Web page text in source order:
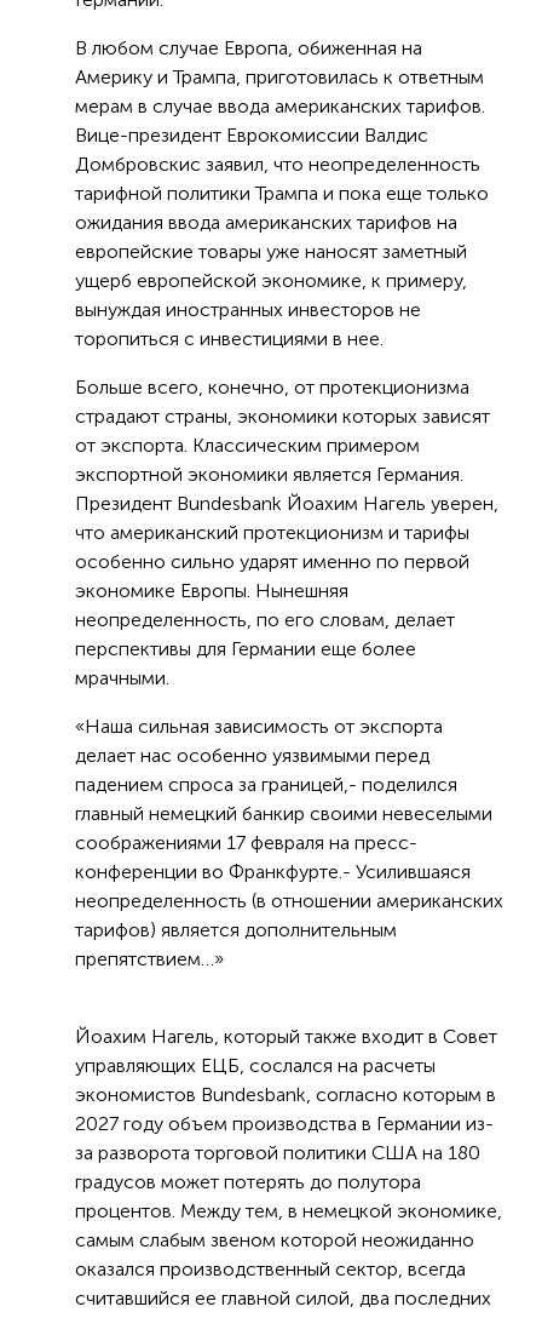
В любом случае Европа, обиженная на
Америку и Трампа, приготовилась к ответным
мерам в случае ввода американских тарифов.
Вице-президент Еврокомиссии Валдис
Домбровскис заявил, что неопределенность
тарифной политики Трампа и пока еще только
ожидания ввода американских тарифов на
европейские товары уже наносят заметный
ущерб европейской экономике, к примеру,
вынуждая иностранных инвесторов не
торопиться с инвестициями в нее.
Больше всего, конечно, от протекционизма
страдают страны, экономики которых зависят
от экспорта. Классическим примером
экспортной экономики является Германия.
Президент Bundesbank Йоахим Нагель уверен,
что американский протекционизм и тарифы
особенно сильно ударят именно по первой
экономике Европы. Нынешняя
неопределенность, по его словам, делает
перспективы для Германии еще более
мрачными.
«Наша сильная зависимость от экспорта
делает нас особенно уязвимыми перед
падением спроса за границей,- поделился
главный немецкий банкир своими невеселыми
соображениями 17 февраля на пресс-
конференции во Франкфурте.- Усилившаяся
неопределенность (в отношении американских
тарифов) является дополнительным
препятствием…»
Йоахим Нагель, который также входит в Совет
управляющих ЕЦБ, сослался на расчеты
экономистов Bundesbank, согласно которым в
2027 году объем производства в Германии из-
за разворота торговой политики США на 180
градусов может потерять до полутора
процентов. Между тем, в немецкой экономике,
самым слабым звеном которой неожиданно
оказался производственный сектор, всегда
считавшийся ее главной силой, два последних